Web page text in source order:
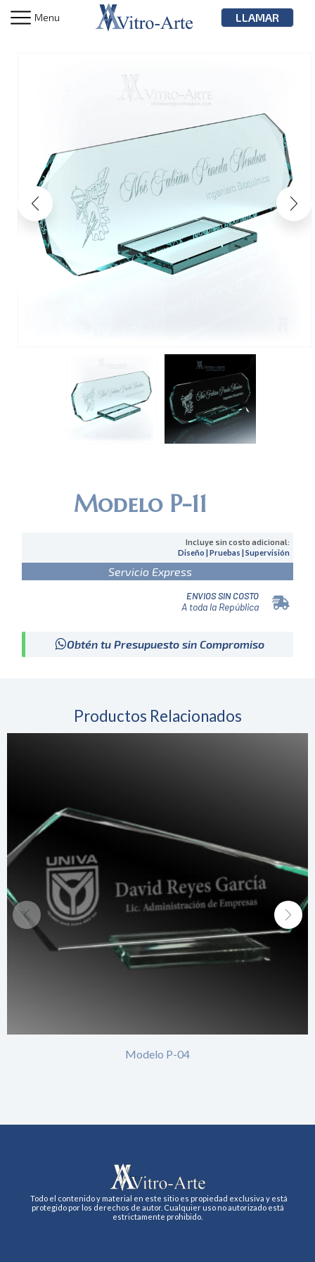
Menu LLAMAR
Modelo P-11
Incluye sin costo adicional:
Diseño | Pruebas | Supervisión
Servicio Express
ENVIOS SIN COSTO
A toda la República
Obtén tu Presupuesto sin Compromiso
Productos Relacionados
Modelo P-04
Todo el contenido y material en este sitio es propiedad exclusiva y está
protegido por los derechos de autor. Cualquier uso no autorizado está
estrictamente prohibido.